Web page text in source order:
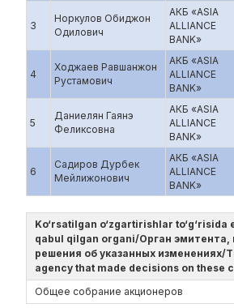
3
Норкулов Обиджон
Одилович
АКБ «ASIA
ALLIANCE
BANK»
4
Ходжаев Равшанжон
Рустамович
АКБ «ASIA
ALLIANCE
BANK»
5
Даниелян Гаянэ
Феликсовна
АКБ «ASIA
ALLIANCE
BANK»
6
Садиров Дурбек
Мейлижонович
АКБ «ASIA
ALLIANCE
BANK»
Ko‘rsatilgan o‘zgartirishlar
qabul qilgan organi/Орган эмитента,
решения об указанных изменениях/
agency that made decisions on these
Общее собрание акционеров